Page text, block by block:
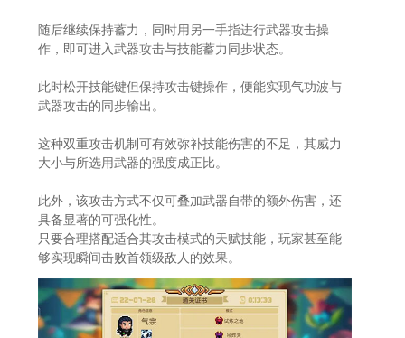
随后继续保持蓄力，同时用另一手指进行武器攻击操
作，即可进入武器攻击与技能蓄力同步状态。
此时松开技能键但保持攻击键操作，便能实现气功波与
武器攻击的同步输出。
这种双重攻击机制可有效弥补技能伤害的不足，其威力
大小与所选用武器的强度成正比。
此外，该攻击方式不仅可叠加武器自带的额外伤害，还
具备显著的可强化性。
只要合理搭配适合其攻击模式的天赋技能，玩家甚至能
够实现瞬间击败首领级敌人的效果。